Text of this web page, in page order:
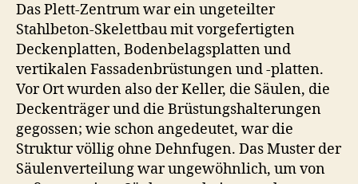
Das Plett-Zentrum war ein ungeteilter
Stahlbeton-Skelettbau mit vorgefertigten
Deckenplatten, Bodenbelagsplatten und
vertikalen Fassadenbrüstungen und -platten.
Vor Ort wurden also der Keller, die Säulen, die
Deckenträger und die Brüstungshalterungen
gegossen; wie schon angedeutet, war die
Struktur völlig ohne Dehnfugen. Das Muster der
Säulenverteilung war ungewöhnlich, um von